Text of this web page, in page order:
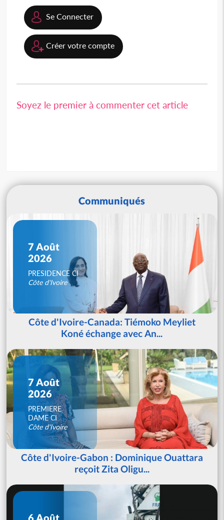
Se Connecter
Créer votre compte
Soyez le premier à commenter cet article
Communiqués
7 Août
2026
PRESIDENCE CI
Côte d'Ivoire
Côte d'Ivoire-Canada: Tiémoko Meyliet
Koné échange avec An...
7 Août
2026
PREMIERE
DAME CI
Côte d'Ivoire
Côte d'Ivoire-Gabon : Dominique Ouattara
reçoit Zita Oligu...
6 Août